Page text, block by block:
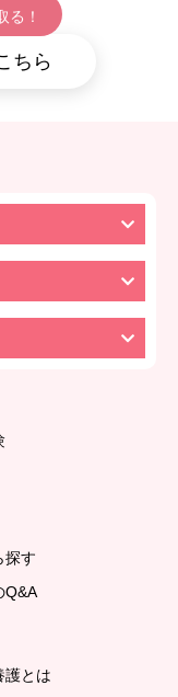
る！
ちら
探す
Q&A
護とは